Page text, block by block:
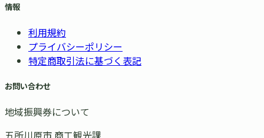
情報
利用規約
プライバシーポリシー
特定商取引法に基づく表記
お問い合わせ
地域振興券について